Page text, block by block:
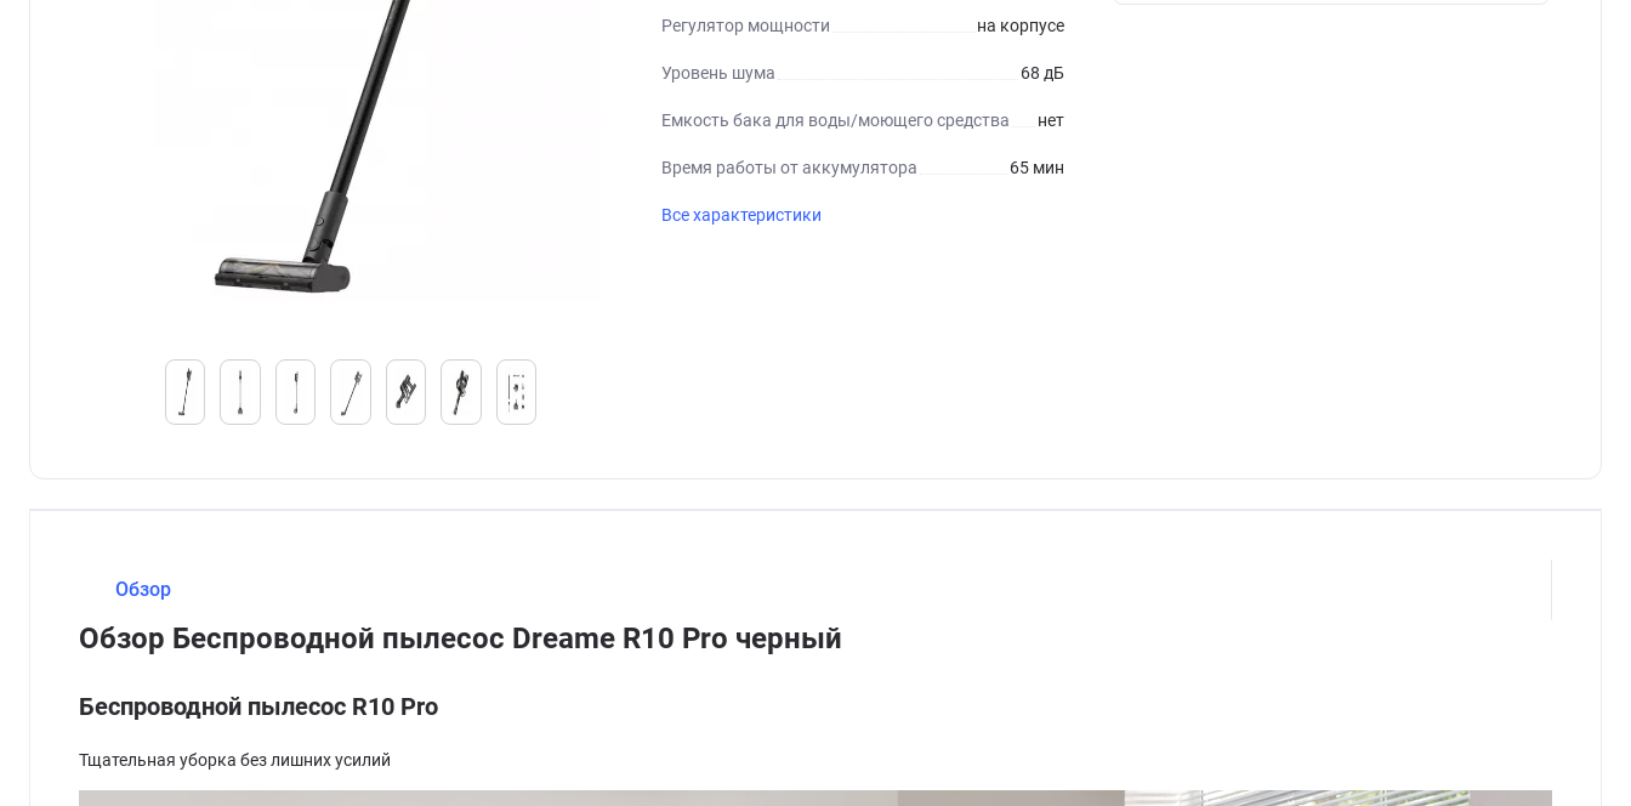
Регулятор мощности на корпусе
Уровень шума 68 дБ
Емкость бака для воды/моющего средства нет
Время работы от аккумулятора 65 мин
Все характеристики
Обзор
Обзор Беспроводной пылесос Dreame R10 Pro черный
Беспроводной пылесос R10 Pro
Тщательная уборка без лишних усилий